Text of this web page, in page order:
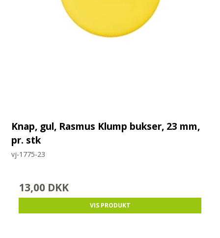
Knap, gul, Rasmus Klump bukser, 23 mm,
pr. stk
vj-1775-23
13,00 DKK
VIS PRODUKT